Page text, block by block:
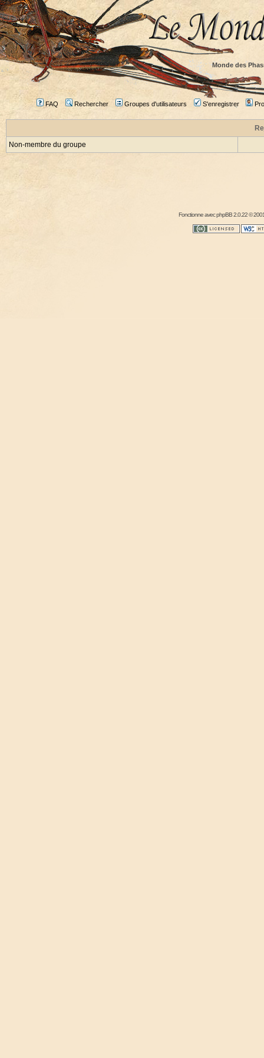
Monde des
FAQ Rechercher Groupes d'utilisateurs S'enregistrer
Non-membre du groupe
Fonctionne avecphpBB2.0.22 ©